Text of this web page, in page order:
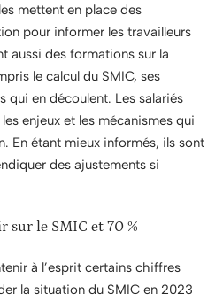
mettent en place des
pour informer les travailleurs
aussi des formations sur la
le calcul du SMIC, ses
qui en découlent. Les salariés
enjeux et les mécanismes qui
En étant mieux informés, ils sont
des ajustements si
sur le SMIC et 70 %
à l’esprit certains chiffres
la situation du SMIC en 2023